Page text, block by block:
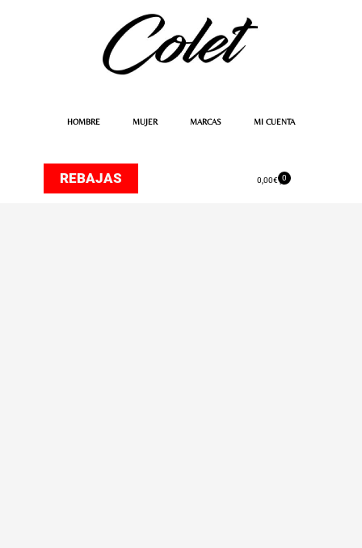
HOMBRE MUJER MARCAS MI CUENTA
REBAJAS 0,00€ 0
Carrito